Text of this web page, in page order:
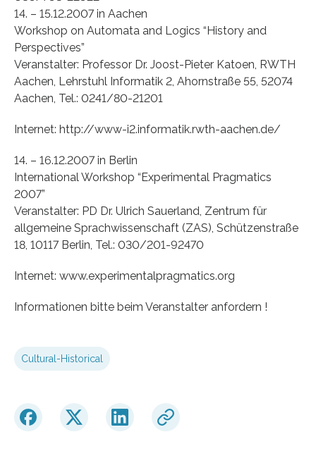
14. – 15.12.2007 in Aachen
Workshop on Automata and Logics “History and
Perspectives”
Veranstalter: Professor Dr. Joost-Pieter Katoen, RWTH
Aachen, Lehrstuhl Informatik 2, Ahornstraße 55, 52074
Aachen, Tel.: 0241/80-21201
Internet: http://www-i2.informatik.rwth-aachen.de/
14. – 16.12.2007 in Berlin
International Workshop “Experimental Pragmatics
2007”
Veranstalter: PD Dr. Ulrich Sauerland, Zentrum für
allgemeine Sprachwissenschaft (ZAS), Schützenstraße
18, 10117 Berlin, Tel.: 030/201-92470
Internet: www.experimentalpragmatics.org
Informationen bitte beim Veranstalter anfordern !
Cultural-Historical